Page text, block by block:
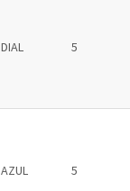
DIAL 5
AZUL 5